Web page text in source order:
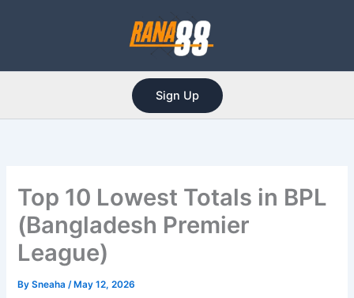
Sign Up
Top 10 Lowest Totals in BPL
(Bangladesh Premier
League)
BySneaha /May 12, 2026